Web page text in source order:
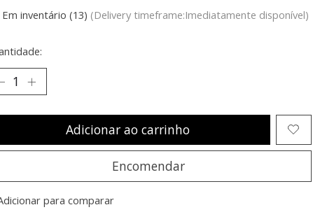
Em inventário (13) (Delivery timeframe:Imediatamente disponível)
Adicionar ao carrinho
Encomendar
para comparar